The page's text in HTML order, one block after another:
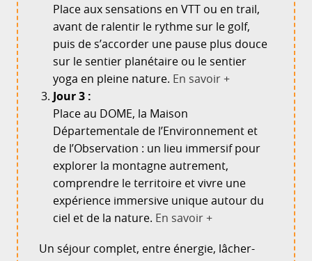
Place aux sensations en VTT ou en trail,
avant de ralentir le rythme sur le golf,
puis de s’accorder une pause plus douce
sur le sentier planétaire ou le sentier
yoga en pleine nature. En savoir +
Jour 3 :
Place au DOME, la Maison
Départementale de l’Environnement et
de l’Observation : un lieu immersif pour
explorer la montagne autrement,
comprendre le territoire et vivre une
expérience immersive unique autour du
ciel et de la nature. En savoir +
Un séjour complet, entre énergie, lâcher-